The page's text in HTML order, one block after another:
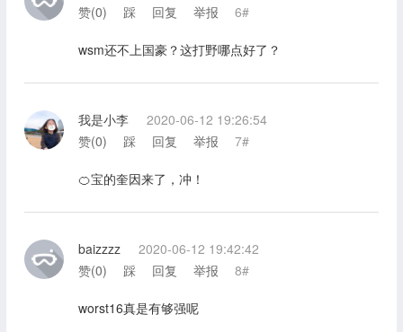
赞(0) 踩 回复 举报 6#
wsm还不上国豪？这打野哪点好了？
我是小李
2020-06-12 19:26:54
赞(0) 踩 回复 举报 7#
🍊宝的奎因来了，冲！
baizzzz
2020-06-12 19:42:42
赞(0) 踩 回复 举报 8#
worst16真是有够强呢